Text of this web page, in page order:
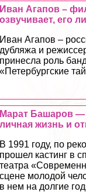
Иван Агапов –
озвучивает, его
Иван Агапов –
дубляжа и
принесла роль
«Петербургские
Марат Башаров —
личная жизнь и
В 1991 году, по
прошел кастинг в
театра
сцене молодой
в нем на долгие